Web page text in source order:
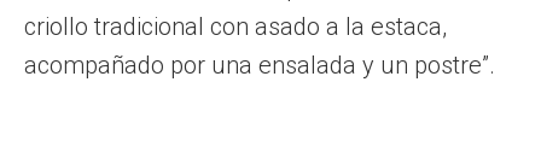
criollo tradicional con asado a la estaca,
acompañado por una ensalada y un postre”.